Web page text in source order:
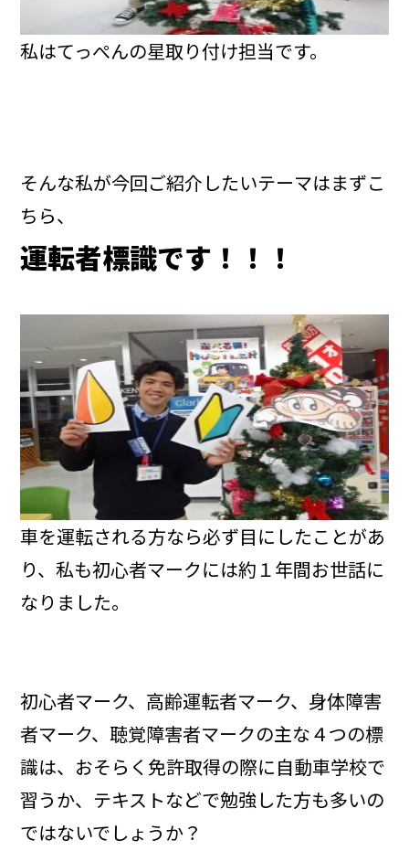
私はてっぺんの星取り付け担当です。
そんな私が今回ご紹介したいテーマはまずこ
ちら、
運転者標識です！！！
車を運転される方なら必ず目にしたことがあ
り、私も初心者マークには約１年間お世話に
なりました。
初心者マーク、高齢運転者マーク、身体障害
者マーク、聴覚障害者マークの主な４つの標
識は、おそらく免許取得の際に自動車学校で
習うか、テキストなどで勉強した方も多いの
ではないでしょうか？